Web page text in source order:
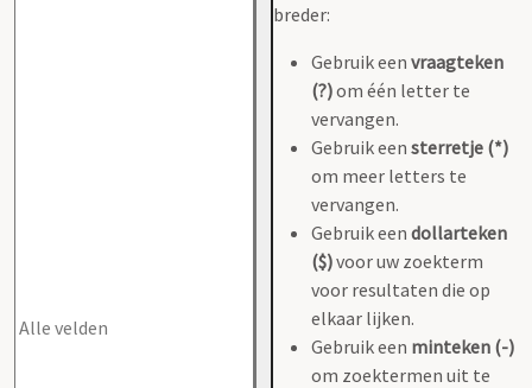
breder:
Gebruik een vraagteken
(?)om één letter te
vervangen.
Gebruik een sterretje (*)
om meer letters te
vervangen.
Gebruik een dollarteken
($)voor uw zoekterm
voor resultaten die op
elkaar lijken.
Gebruik een minteken (-)
om zoektermen uit te